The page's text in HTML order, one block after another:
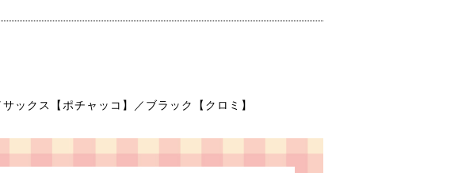
ックス【ポチャッコ】／ブラック【クロミ】